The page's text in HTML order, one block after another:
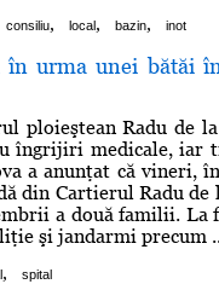
consiliu, local, bazin, inot
în urma unei bătăi
ploieştean Radu de
îngrijiri medicale, iar
a anunţat că vineri,
din Cartierul Radu de
a două familii. La
şi jandarmi precum
, spital